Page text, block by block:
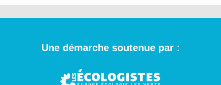
Une démarche soutenue par :